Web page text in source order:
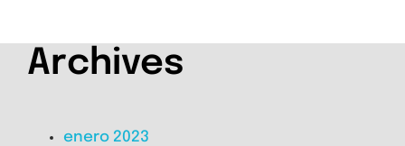
Archives
enero 2023